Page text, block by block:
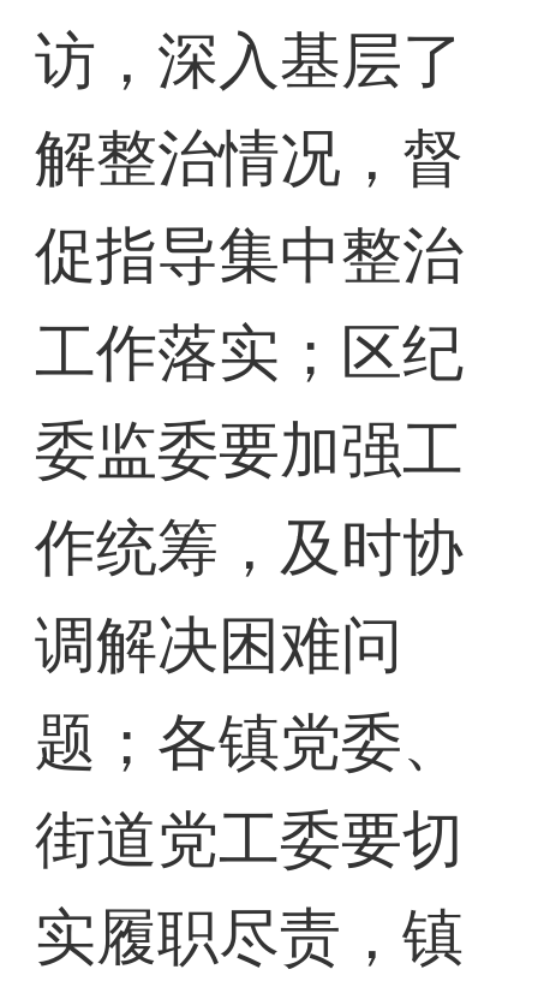
访，深入基层了
解整治情况，督
促指导集中整治
工作落实；区纪
委监委要加强工
作统筹，及时协
调解决困难问
题；各镇党委、
街道党工委要切
实履职尽责，镇